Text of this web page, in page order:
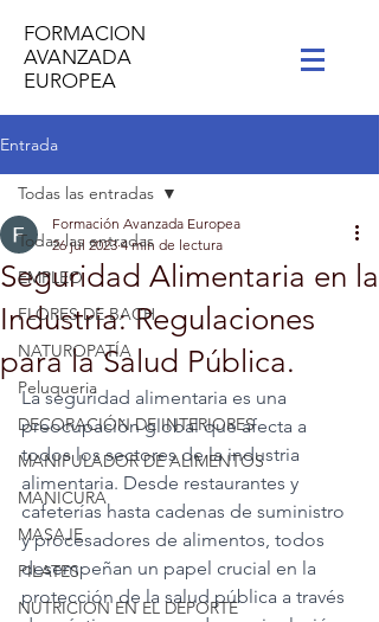
FORMACION
AVANZADA
EUROPEA
Entrada
Todas las entradas
EMPLEO
FLORES DE BACH
NATUROPATÍA
Peluqueria
DECORACIÓN DE INTERIORES
MANIPULADOR DE ALIMENTOS
MANICURA
MASAJE
PILATES
NUTRICION EN EL DEPORTE
Todas las entradas
Seguridad Alimentaria en la
Industria: Regulaciones
para la Salud Pública.
Formación Avanzada Europea
26 jul 2023 4 min de lectura
La seguridad alimentaria es una
preocupación global que afecta a
todos los sectores de la industria
alimentaria. Desde restaurantes y
cafeterías hasta cadenas de suministro
y procesadores de alimentos, todos
desempeñan un papel crucial en la
protección de la salud pública a través